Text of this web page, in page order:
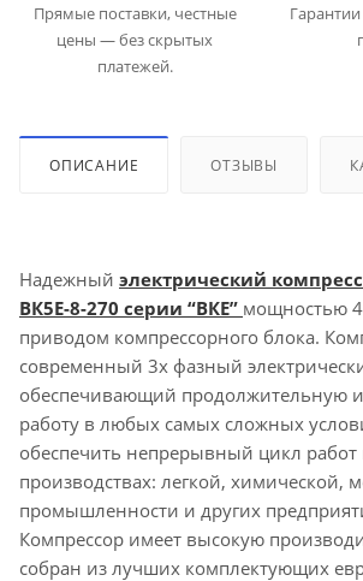
Прямые поставки, честные
цены — без скрытых
платежей.
ОПИСАНИЕ ОТЗЫВЫ
Надежный электрический
ВК5Е-8-270 серии “ВКЕ” мощностью
приводом компрессорного блока.
современный 3х фазный
обеспечивающий продолжительную
работу в любых самых сложных
обеспечить непрерывный цикл
производствах: легкой, химической,
промышленности и других
Компрессор имеет высокую
собран из лучших комплектующих